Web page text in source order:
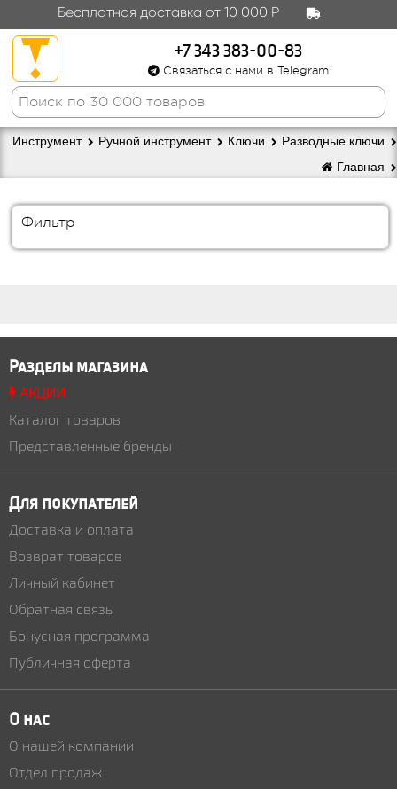
Бесплатная доставка от 10 000 Р
+7 343 383-00-83
Связаться с нами в Telegram
Разводные ключи
Ключи
Ручной инструмент
Инструмент
Главная
Фильтр
Разделы магазина
АКЦИИ
Каталог товаров
Представленные бренды
Для покупателей
Доставка и оплата
Возврат товаров
Личный кабинет
Обратная связь
Бонусная программа
Публичная оферта
О нас
О нашей компании
Отдел продаж